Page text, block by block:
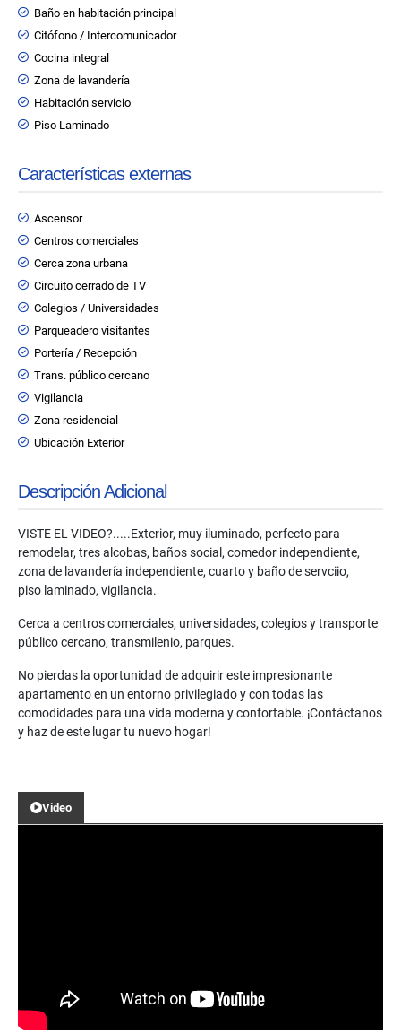
Baño en habitación principal
Citófono / Intercomunicador
Cocina integral
Zona de lavandería
Habitación servicio
Piso Laminado
Características externas
Ascensor
Centros comerciales
Cerca zona urbana
Circuito cerrado de TV
Colegios / Universidades
Parqueadero visitantes
Portería / Recepción
Trans. público cercano
Vigilancia
Zona residencial
Ubicación Exterior
Descripción Adicional
VISTE EL VIDEO?.....Exterior, muy iluminado, perfecto para
remodelar, tres alcobas, baños social, comedor independiente,
zona de lavandería independiente, cuarto y baño de servciio,
piso laminado, vigilancia.
Cerca a centros comerciales, universidades, colegios y transporte
público cercano, transmilenio, parques.
No pierdas la oportunidad de adquirir este impresionante
apartamento en un entorno privilegiado y con todas las
comodidades para una vida moderna y confortable. ¡Contáctanos
y haz de este lugar tu nuevo hogar!
Video